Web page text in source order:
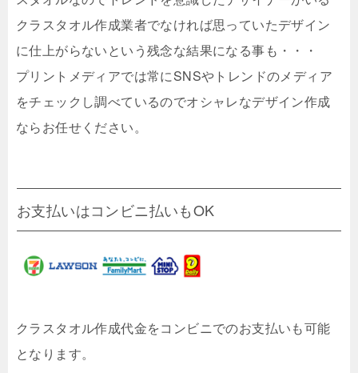
クラスタオル作成業者でなければ思っていたデザイン
に仕上がらないという残念な結果になる事も・・・
プリントメディアでは常にSNSやトレンドのメディア
をチェックし調べているのでオシャレなデザイン作成
ならお任せください。
お支払いはコンビニ払いもOK
クラスタオル作成代金をコンビニでのお支払いも可能
となります。